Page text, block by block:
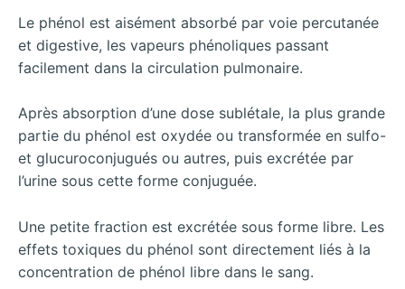
Le phénol est aisément absorbé par voie percutanée
et digestive, les vapeurs phénoliques passant
facilement dans la circulation pulmonaire.
Après absorption d’une dose sublétale, la plus grande
partie du phénol est oxydée ou transformée en sulfo-
et glucuroconjugués ou autres, puis excrétée par
l’urine sous cette forme conjuguée.
Une petite fraction est excrétée sous forme libre. Les
effets toxiques du phénol sont directement liés à la
concentration de phénol libre dans le sang.